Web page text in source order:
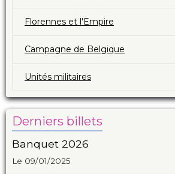
Florennes et l'Empire
Campagne de Belgique
Unités militaires
Derniers billets
Banquet 2026
Le 09/01/2025